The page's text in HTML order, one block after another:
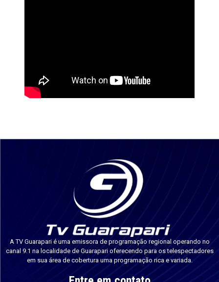
A TV Guarapari é uma emissora de programação regional operando no
canal 9.1 na localidade de Guarapari oferecendo para os telespectadores
em sua área de cobertura uma programação rica e variada.